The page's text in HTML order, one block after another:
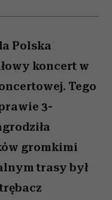
Polska
koncert w
Tego
3-
gromkimi
trasy był